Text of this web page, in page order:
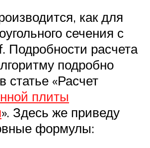
как для
сечения с
Подробности расчета
подробно
статье «Расчет
плиты
». Здесь же приведу
формулы: